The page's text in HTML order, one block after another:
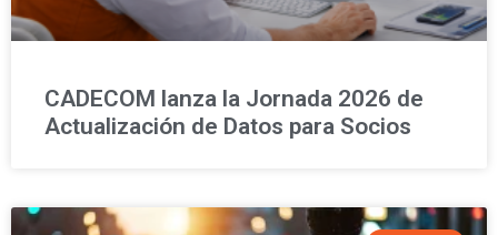
CADECOM lanza la Jornada 2026 de
Actualización de Datos para Socios